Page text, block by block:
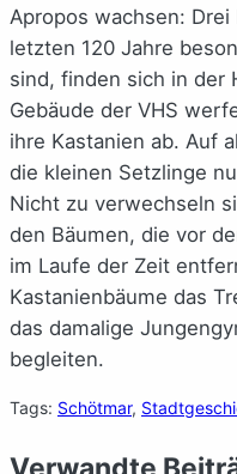
Apropos wachsen:
letzten 120 Jahre
sind, finden sich in der
Gebäude der VHS
ihre Kastanien ab. Auf
die kleinen Setzlinge
Nicht zu verwechseln
den Bäumen, die vor
im Laufe der Zeit
Kastanienbäume das
das damalige
begleiten.
Tags: Schötmar,